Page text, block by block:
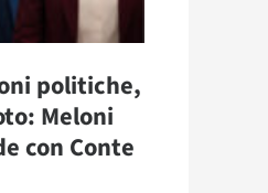
politiche,
Meloni
con Conte